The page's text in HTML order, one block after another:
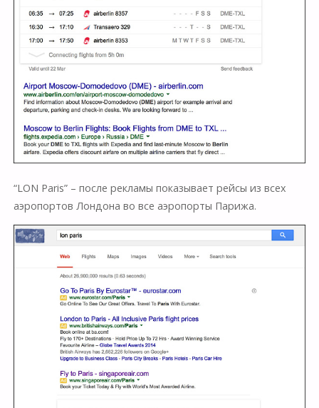
“LON Paris” – после рекламы показывает рейсы из всех
аэропортов Лондона во все аэропорты Парижа.